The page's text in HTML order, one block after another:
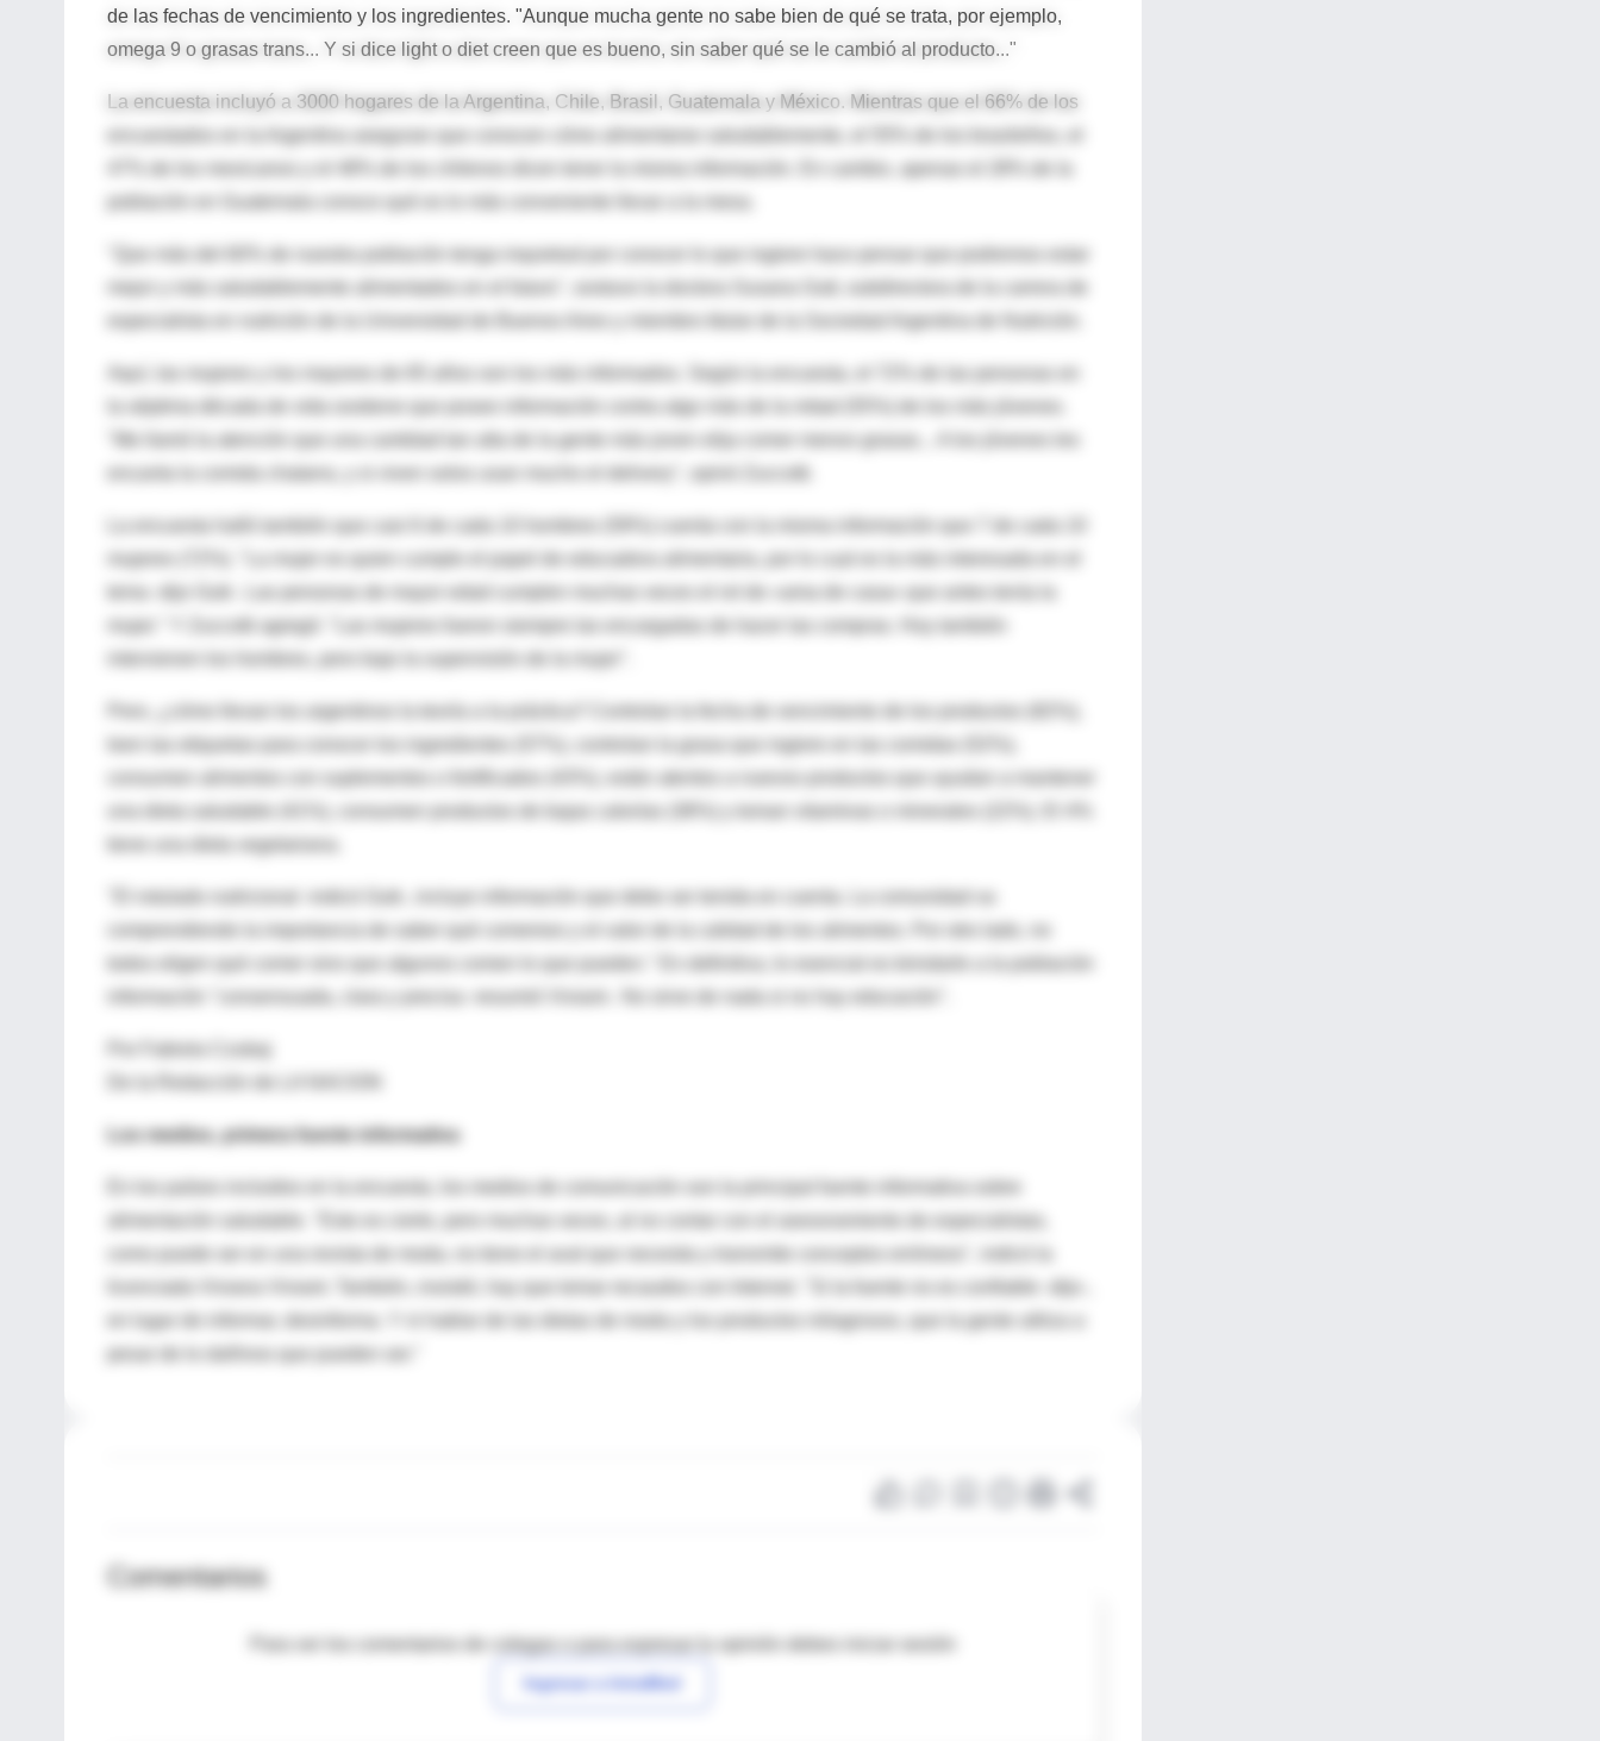
de las fechas de vencimiento y los ingredientes. "Aunque mucha gente no sabe bien de qué se trata, por ejemplo,
omega 9 o grasas trans... Y si dice light o diet creen que es bueno, sin saber qué se le cambió al producto..."
La encuesta incluyó a 3000 hogares de la Argentina, Chile, Brasil, Guatemala y México. Mientras que el 66% de los
encuestados en la Argentina aseguran que conocen cómo alimentarse saludablemente, el 55% de los brasileños, el
47% de los mexicanos y el 48% de los chilenos dicen tener la misma información. En cambio, apenas el 28% de la
"Que más del 60% de nuestra población tenga inquietud por conocer lo que ingiere hace pensar que podremos estar
especialista en nutrición de la Universidad de Buenos Aires y miembro titular de la Sociedad Argentina de Nutrición.
Aquí, las mujeres y los mayores de 65 años son los más informados. Según la encuesta, el 72% de las personas en
la séptima década de vida sostiene que posee información contra algo más de la mitad (55%) de los más jóvenes.
"Me llamó la atención que una cantidad tan alta de la gente más joven elija comer menos grasas... A los jóvenes les
mujeres (72%). "La mujer es quien cumple el papel de educadora alimentaria, por lo cual es la más interesada en el
tema -dijo Gutt-. Las personas de mayor edad cumplen muchas veces el rol de «ama de casa» que antes tenía la
mujer." Y Zuccotti agregó: "Las mujeres fueron siempre las encargadas de hacer las compras. Hoy también
intervienen los hombres, pero bajo la supervisión de la mujer".
Pero, ¿cómo llevan los argentinos la teoría a la práctica? Controlan la fecha de vencimiento de los productos (82%),
leen las etiquetas para conocer los ingredientes (57%), controlan la grasa que ingiere en las comidas (52%),
consumen alimentos con suplementos o fortificados (43%), están atentos a nuevos productos que ayudan a mantener
tiene una dieta vegetariana.
comprendiendo la importancia de saber qué comemos y el valor de la calidad de los alimentos. Por otro lado, no
todos eligen qué comer sino que algunos comen lo que pueden." En definitiva, lo esencial es brindarle a la población
Los medios, primera fuente informativa
en lugar de informar, desinforma. Y ni hablar de las dietas de moda y los productos milagrosos, que la gente utiliza a
Comentarios
Para ver los comentarios de colegas o para expresar tu opinión debes iniciar sesión
Ingresar a IntraMed